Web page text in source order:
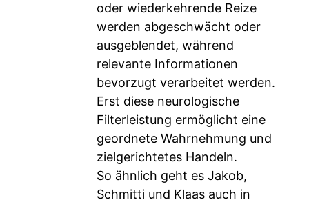
oder wiederkehrende Reize
werden abgeschwächt oder
ausgeblendet, während
relevante Informationen
bevorzugt verarbeitet werden.
Erst diese neurologische
Filterleistung ermöglicht eine
geordnete Wahrnehmung und
zielgerichtetes Handeln.
So ähnlich geht es Jakob,
Schmitti und Klaas auch in